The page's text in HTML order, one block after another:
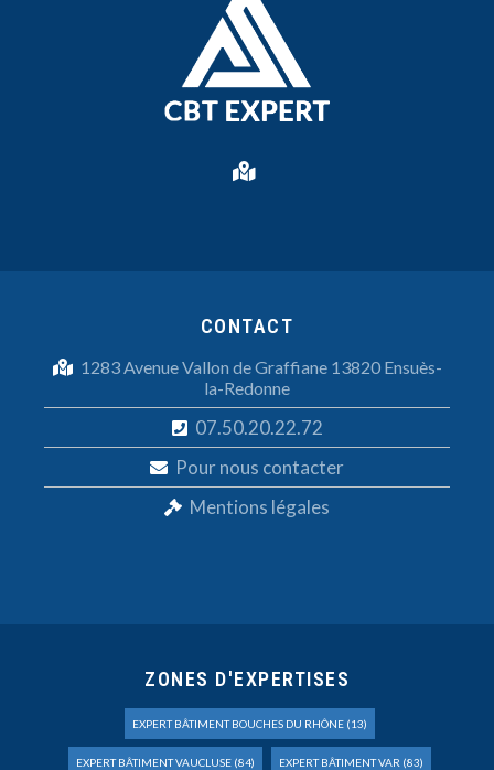
CONTACT
1283 Avenue Vallon de Graffiane 13820 Ensuès-
la-Redonne
07.50.20.22.72
Pour nous contacter
Mentions légales
ZONES D'EXPERTISES
EXPERT BÂTIMENT BOUCHES DU RHÔNE (13)
EXPERT BÂTIMENT VAUCLUSE (84) EXPERT BÂTIMENT VAR (83)